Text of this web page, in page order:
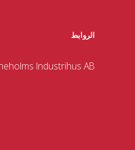
الروابط
Industrihus AB